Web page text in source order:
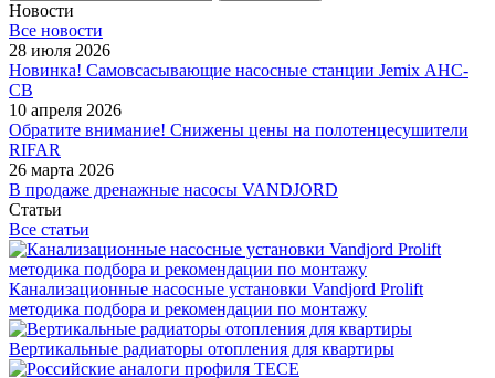
Новости
Все новости
28 июля 2026
Новинка! Самовсасывающие насосные станции Jemix АНС-
СВ
10 апреля 2026
Обратите внимание! Снижены цены на полотенцесушители
RIFAR
26 марта 2026
В продаже дренажные насосы VANDJORD
Статьи
Все статьи
Канализационные насосные установки Vandjord Prolift
методика подбора и рекомендации по монтажу
Вертикальные радиаторы отопления для квартиры